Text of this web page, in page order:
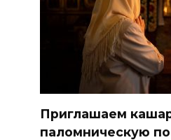
Приглашаем
паломническую